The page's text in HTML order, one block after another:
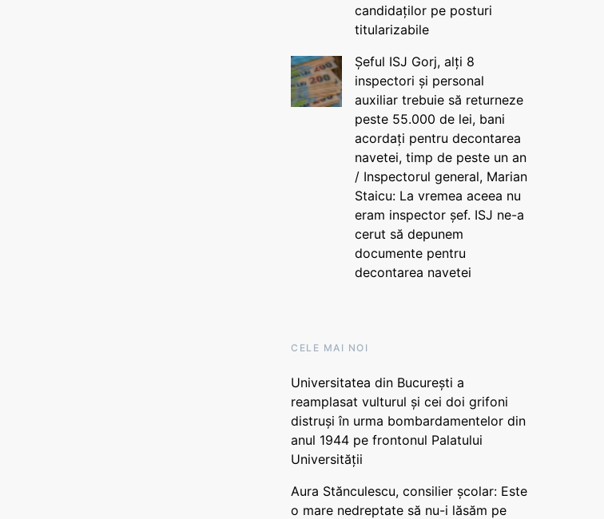
candidaților pe posturi
titularizabile
Șeful ISJ Gorj, alți 8
inspectori și personal
auxiliar trebuie să returneze
peste 55.000 de lei, bani
acordați pentru decontarea
navetei, timp de peste un an
/ Inspectorul general, Marian
Staicu: La vremea aceea nu
eram inspector șef. ISJ ne-a
cerut să depunem
documente pentru
decontarea navetei
CELE MAI NOI
Universitatea din București a
reamplasat vulturul și cei doi grifoni
distruși în urma bombardamentelor din
anul 1944 pe frontonul Palatului
Universității
Aura Stănculescu, consilier școlar: Este
o mare nedreptate să nu-i lăsăm pe